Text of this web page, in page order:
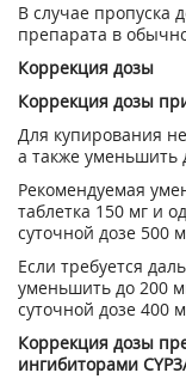
В случае пропуска
препарата в
Коррекция дозы
Коррекция дозы
Для купирования
а также уменьшить
Рекомендуемая
таблетка 150 мг и
суточной дозе 500
Если требуется
уменьшить до 200
суточной дозе 400
Коррекция дозы
ингибиторами